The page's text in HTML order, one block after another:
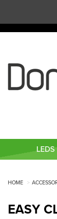
LEDS
HOME
EASY
Gestione delle